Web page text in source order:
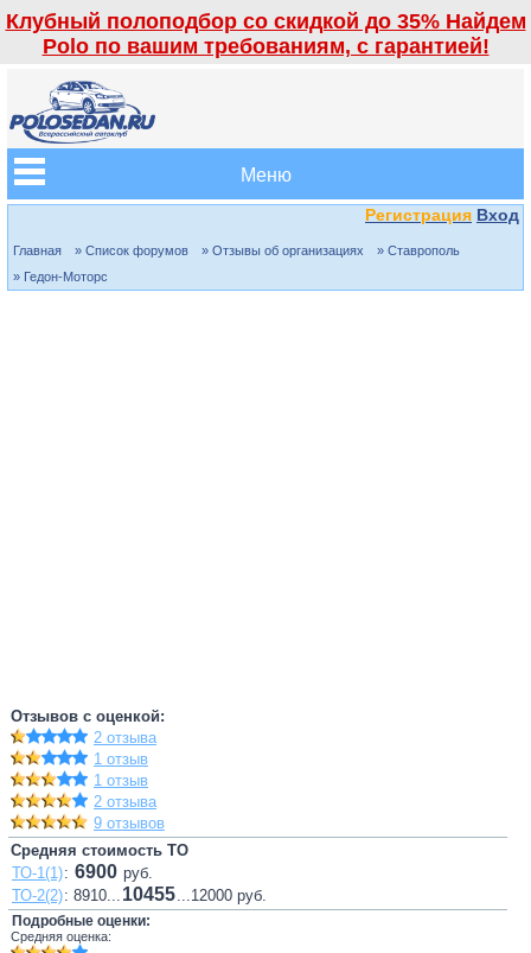
Клубный полоподбор со скидкой до 35% Найдем
Polo по вашим требованиям, с гарантией!
Меню
Регистрация Вход
Главная » Список форумов » Отзывы об организациях
» Ставрополь
» Гедон-Моторс
Отзывов с оценкой:
2 отзыва
1 отзыв
1 отзыв
2 отзыва
9 отзывов
Средняя стоимость ТО
ТО-1(1): 6900 руб.
ТО-2(2): 8910... 10455...12000 руб.
Подробные оценки:
Средняя оценка: